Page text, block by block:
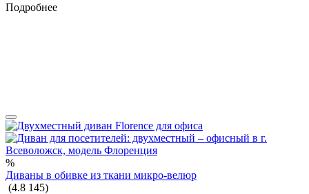
Подробнее
%
Диваны в обивке из ткани микро-велюр
(4.8 145)